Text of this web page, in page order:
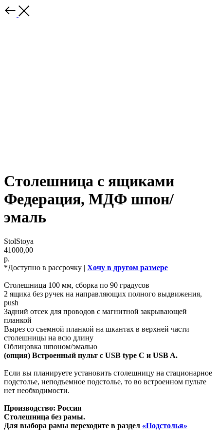
Столешница с ящиками
Федерация, МДФ шпон/
эмаль
StolStoya
41000,00
р.
*Доступно в рассрочку | Хочу в другом размере
Столешница 100 мм, сборка по 90 градусов
2 ящика без ручек на направляющих полного выдвижения,
push
Задний отсек для проводов с магнитной закрывающей
планкой
Вырез со съемной планкой на шкантах в верхней части
столешницы на всю длину
Облицовка шпоном/эмалью
(опция) Встроенный пульт с USB type C и USB A.
Если вы планируете установить столешницу на стационарное
подстолье, неподъемное подстолье, то во встроенном пульте
нет необходимости.
Производство: Россия
Столешница без рамы.
Для выбора рамы переходите в раздел «Подстолья»